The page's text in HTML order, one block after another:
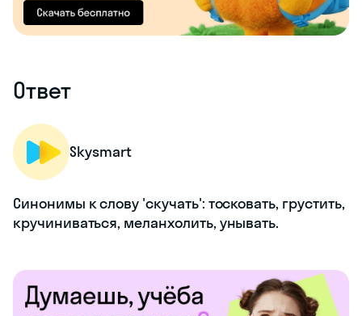
Ответ
Skysmart
Синонимы к слову 'скучать': тосковать, грустить,
кручиниваться, меланхолить, унывать.